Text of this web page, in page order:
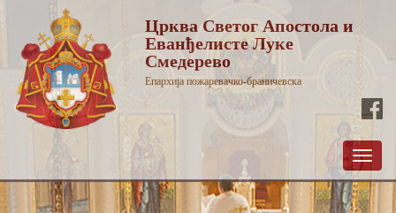
Црква Светог Апостола и
Еванђелисте Луке
Смедерево
Епархија пожаревачко-браничевска